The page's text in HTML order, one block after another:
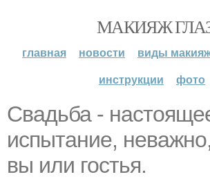
МАКИЯЖ
главная новости виды
инструкции
фото
Свадьба -
испытание,
вы или гостья.